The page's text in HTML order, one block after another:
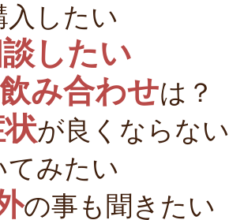
入したい
したい
飲み合わせは？
が良くならない
てみたい
の事も聞きたい